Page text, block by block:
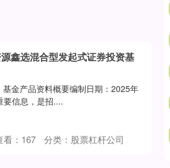
鑫选混合型发起式证券投资基
金产品资料概要编制日期：2025年
信息，是招....
看： 167 分类： 股票杠杆公司